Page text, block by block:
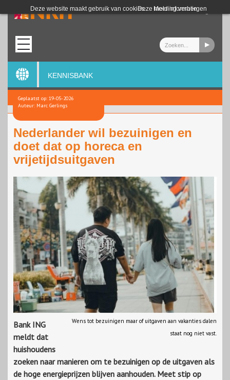
Deze website maakt gebruik van cookies. Meer informatie
Deze melding verbergen
Login
KENNISBANK
Geplaatst op: 19-05-2026
Auteur: Marc Gerlings
Nederlander wil bezuinigen en
doet dat op horeca en
vrijetijdsuitgaven
Wens tot bezuinigen maar of uitgaven aan vakanties dalen
staat nog niet vast.
Bank ING
meldt dat
huishoudens
zoeken naar manieren om te bezuinigen op de uitgaven als
de hoge energieprijzen blijven aanhouden. Meet stip op